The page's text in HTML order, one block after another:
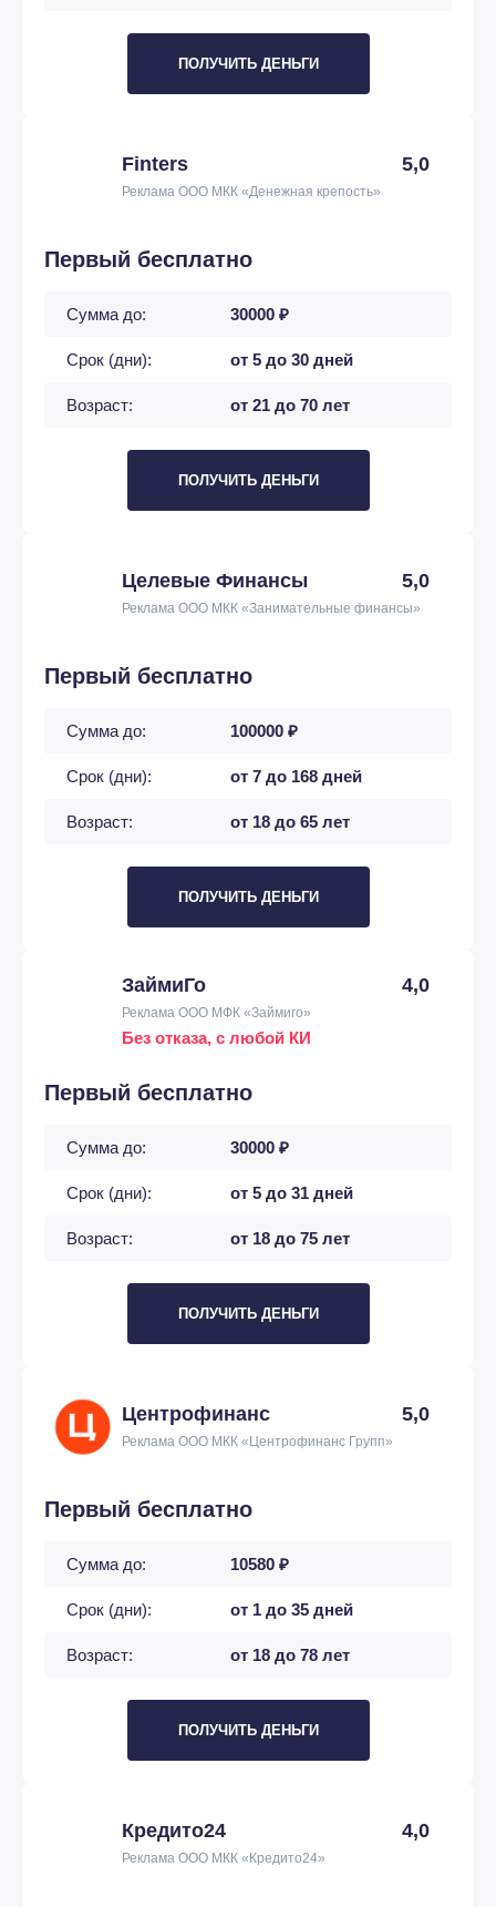
ПОЛУЧИТЬ ДЕНЬГИ
Finters 5,0
Реклама ООО МКК «Денежная крепость»
Первый бесплатно
Сумма до: 30000 ₽
Срок (дни): от 5 до 30 дней
Возраст: от 21 до 70 лет
ПОЛУЧИТЬ ДЕНЬГИ
Целевые Финансы 5,0
Реклама ООО МКК «Занимательные финансы»
Первый бесплатно
Сумма до: 100000 ₽
Срок (дни): от 7 до 168 дней
Возраст: от 18 до 65 лет
ПОЛУЧИТЬ ДЕНЬГИ
ЗаймиГо 4,0
Реклама ООО МФК «Займиго»
Без отказа, с любой КИ
Первый бесплатно
Сумма до: 30000 ₽
Срок (дни): от 5 до 31 дней
Возраст: от 18 до 75 лет
ПОЛУЧИТЬ ДЕНЬГИ
Центрофинанс 5,0
Реклама ООО МКК «Центрофинанс Групп»
Первый бесплатно
Сумма до: 10580 ₽
Срок (дни): от 1 до 35 дней
Возраст: от 18 до 78 лет
ПОЛУЧИТЬ ДЕНЬГИ
Кредито24 4,0
Реклама ООО МКК «Кредито24»